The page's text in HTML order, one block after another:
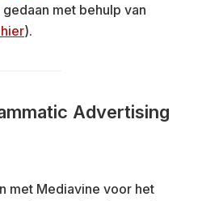
met behulp van
).
Advertising
met Mediavine voor het